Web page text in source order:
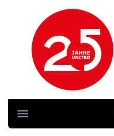
News und Storys
Aerials: WM-